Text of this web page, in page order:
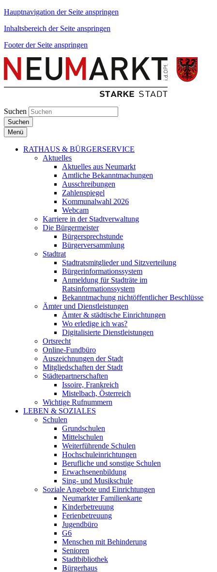
Hauptnavigation der Seite anspringen
Inhaltsbereich der Seite anspringen
Footer der Seite anspringen
Suchen
Suchen
Menü
RATHAUS & BÜRGERSERVICE
Aktuelles
Aktuelles aus Neumarkt
Amtliche Bekanntmachungen
Ausschreibungen
Zahlenspiegel
Kommunalwahl 2026
Webcam
Karriere in der Stadtverwaltung
Die Bürgermeister
Bürgersprechstunde
Bürgerversammlung
Stadtrat
Stadtratsmitglieder und Sitzverteilung
Bürgerinformationssystem
Anmeldung für Stadträte im
Ratsinformationssystem
Bekanntmachung nichtöffentlicher Beschlüsse
Ämter und Dienstleistungen
Ämter & städtische Einrichtungen
Wo erledige ich was?
Digitalisierte Dienstleistungen
Ortsrecht
Online-Fundbüro
Auszeichnungen der Stadt
Mitgliedschaften der Stadt
Städtepartnerschaften
Issoire, Frankreich
Mistelbach, Österreich
Wichtige Rufnummern
LEBEN & SOZIALES
Schulen
Grundschulen
Mittelschulen
Weiterführende Schulen
Hochschuleinrichtungen
Berufliche und sonstige Schulen
Erwachsenenbildung
Sing- und Musikschule
Soziale Angebote und Einrichtungen
Neumarkter Familienkarte
Kinderbetreuung
Ferienbetreuung
Jugendbüro
G6
Menschen mit Behinderung
Senioren
Stadtbibliothek
Bürgerhaus